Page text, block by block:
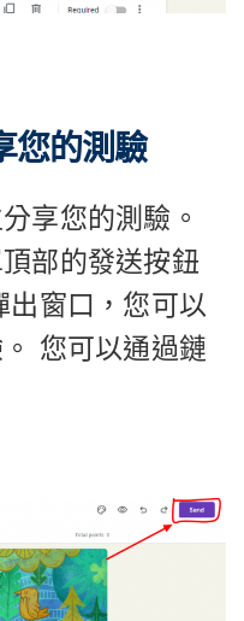
您的測驗
享您的測驗。
部的發送按鈕
窗口，您可以
您可以通過鏈